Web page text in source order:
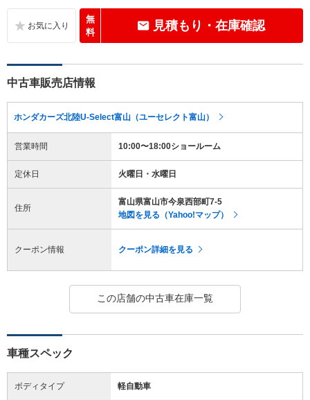
無
料
見積もり・在庫確認
中古車販売店情報
ホンダカーズ北陸U-Select富山（ユーセレクト富山）
営業時間 10:00〜18:00ショールーム
定休日 火曜日・水曜日
住所
富山県富山市今泉西部町7-5
地図を見る（Yahoo!マップ）
クーポン情報 クーポン詳細を見る
この店舗の中古車在庫一覧
車種スペック
ボディタイプ 軽自動車